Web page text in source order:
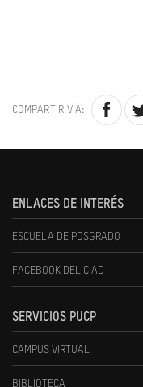
COMPARTIR VÍA:
ENLACES DE INTERÉS
ESCUELA DE POSGRADO
FACEBOOK DEL CIAC
SERVICIOS PUCP
CAMPUS VIRTUAL
BIBLIOTECA